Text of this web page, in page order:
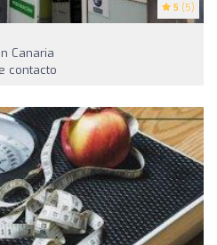
5 (5)
Canaria
contacto